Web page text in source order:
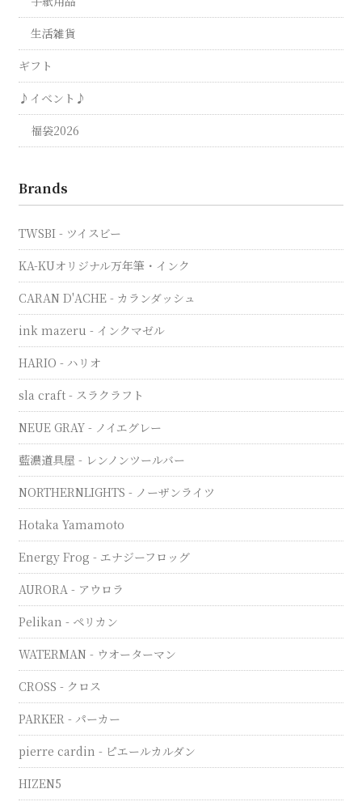
生活雑貨
ギフト
♪イベント♪
福袋2026
Brands
TWSBI - ツイスビー
KA-KUオリジナル万年筆・インク
CARAN D'ACHE - カランダッシュ
ink mazeru - インクマゼル
HARIO - ハリオ
sla craft - スラクラフト
NEUE GRAY - ノイエグレー
藍濃道具屋 - レンノンツールバー
NORTHERNLIGHTS - ノーザンライツ
Hotaka Yamamoto
Energy Frog - エナジーフロッグ
AURORA - アウロラ
Pelikan - ペリカン
WATERMAN - ウオーターマン
CROSS - クロス
PARKER - パーカー
pierre cardin - ピエールカルダン
HIZEN5